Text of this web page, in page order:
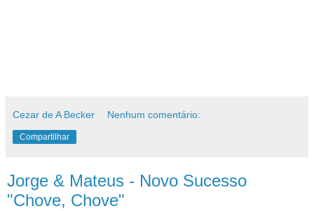
Cezar de A Becker Nenhum comentário:
Compartilhar
Jorge & Mateus - Novo Sucesso
"Chove, Chove"